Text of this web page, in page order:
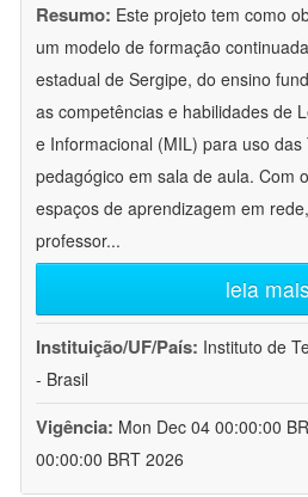
Resumo: Este projeto tem como
um modelo de formação
estadual de Sergipe, do ensino
as competências e habilidades de
e Informacional (MIL) para uso das
pedagógico em sala de aula. Com
espaços de aprendizagem em
professor...
leia mais
Instituição/UF/País: Instituto de
- Brasil
Vigência: Mon Dec 04 00:00:00
00:00:00 BRT 2026